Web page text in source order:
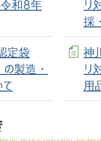
令和8年
リ
採
定袋
の製造・
神
リ
用